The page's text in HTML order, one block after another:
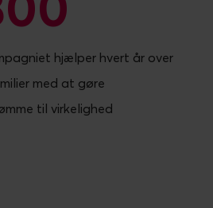
hjælper hvert år over
med at gøre
til virkelighed